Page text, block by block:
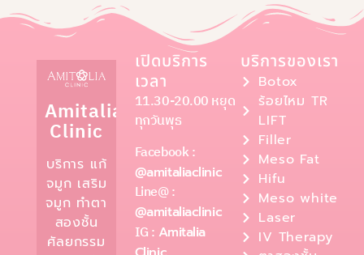
Amitalia
Clinic
บริการ แก้
จมูก เสริม
จมูก ทำตา
สองชั้น
ศัลยกรรม
เปิดบริการ
เวลา
11.30-20.00 หยุด
ทุกวันพุธ
Facebook :
@amitaliaclinic
Line@ :
@amitaliaclinic
IG : Amitalia
บริการของเรา
Botox
ร้อยไหม TR
LIFT
Filler
Meso Fat
Hifu
Meso white
Laser
IV Therapy